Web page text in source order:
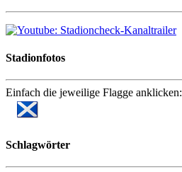
Stadionfotos
Einfach die jeweilige Flagge anklicken:
Schlagwörter